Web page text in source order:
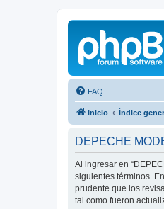
FAQ
Inicio Índice
DEPECHE
Al ingresar en
siguientes términos.
prudente que los
tal como fueron